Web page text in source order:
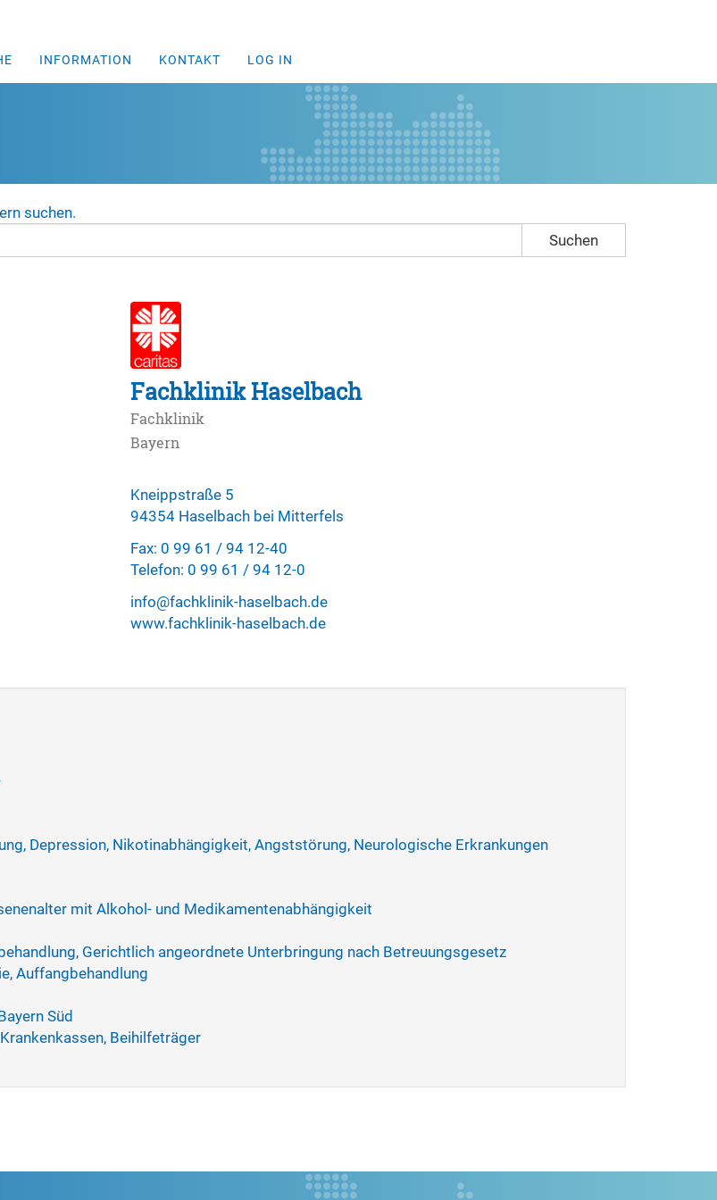
INFORMATION KONTAKT LOG IN
suchen.
Suchen
Fachklinik Haselbach
Fachklinik
Bayern
Kneippstraße 5
94354 Haselbach bei Mitterfels
Fax: 0 99 61 / 94 12-40
Telefon: 0 99 61 / 94 12-0
info@fachklinik-haselbach.de
www.fachklinik-haselbach.de
Depression, Nikotinabhängigkeit, Angststörung, Neurologische Erkrankungen
mit Alkohol- und Medikamentenabhängigkeit
Gerichtlich angeordnete Unterbringung nach Betreuungsgesetz
Auffangbehandlung
Süd
Beihilfeträger